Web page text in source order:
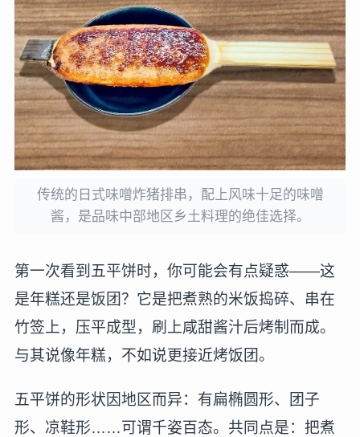
传统的日式味噌炸猪排串，配上风味十足的味噌
酱，是品味中部地区乡土料理的绝佳选择。
第一次看到五平饼时，你可能会有点疑惑——这
是年糕还是饭团？它是把煮熟的米饭捣碎、串在
竹签上，压平成型，刷上咸甜酱汁后烤制而成。
与其说像年糕，不如说更接近烤饭团。
五平饼的形状因地区而异：有扁椭圆形、团子
形、凉鞋形……可谓千姿百态。共同点是：把煮